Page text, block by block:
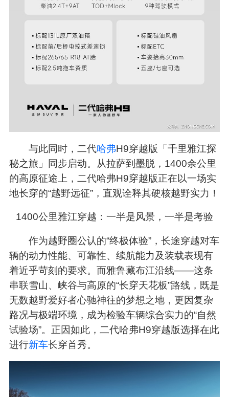
与此同时，二代哈弗H9穿越版「千里雅江探
秘之旅」同步启动。从拉萨到墨脱，1400余公里
的高原征途上，二代哈弗H9穿越版正在以一场实
地长穿的“越野远征”，直观诠释其硬核越野实力！
1400公里雅江穿越：一半是风景，一半是考验
作为越野圈公认的“终极体验”，长途穿越对车
辆的动力性能、可靠性、续航能力及装载表现有
着近乎苛刻的要求。而雅鲁藏布江沿线——这条
串联雪山、峡谷与高原的“长穿天花板”路线，既是
无数越野爱好者心驰神往的梦想之地，更因复杂
路况与极端环境，成为检验车辆综合实力的“自然
试验场”。正因如此，二代哈弗H9穿越版选择在此
进行新车长穿首秀。